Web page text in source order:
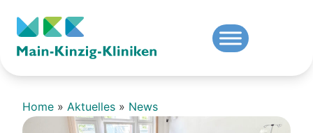
Home » Aktuelles » News